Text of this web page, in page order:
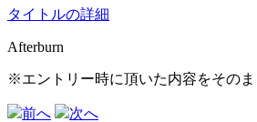
タイトルの詳細
Afterburn
※エントリー時に頂いた内容をその
前へ 次へ